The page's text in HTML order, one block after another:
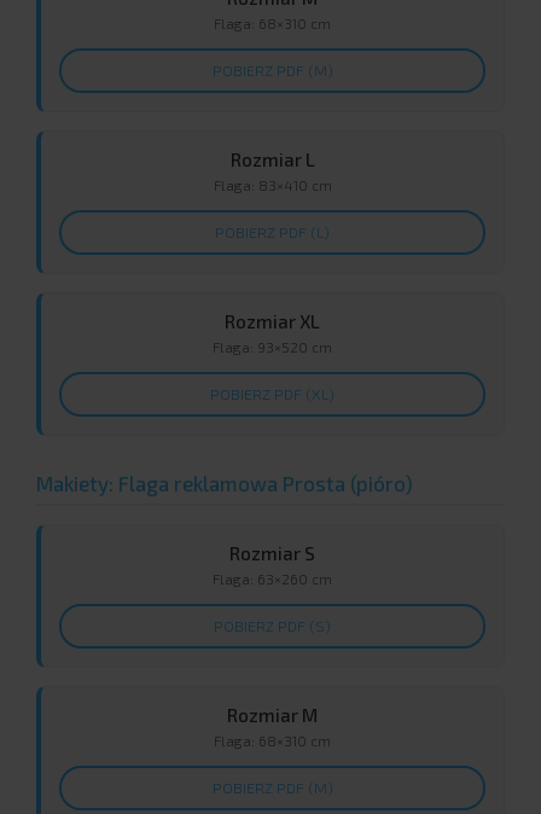
Flaga: 68×310 cm
POBIERZ PDF (M)
Rozmiar L
Flaga: 83×410 cm
POBIERZ PDF (L)
Rozmiar XL
Flaga: 93×520 cm
POBIERZ PDF (XL)
Makiety: Flaga reklamowa Prosta (pióro)
Rozmiar S
Flaga: 63×260 cm
POBIERZ PDF (S)
Rozmiar M
Flaga: 68×310 cm
POBIERZ PDF (M)